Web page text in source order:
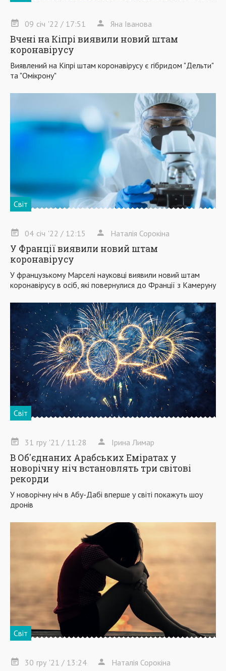
09 січ '22 / 17:51 Яна Іванова
Вчені на Кіпрі виявили новий штам
коронавірусу
Виявлений на Кіпрі штам коронавірусу є гібридом "Дельти"
та "Омікрону"
Світ
04 січ '22 / 12:15 Наталія Сорокіна
У Франції виявили новий штам
коронавірусу
У французькому Марселі науковці виявили новий штам
коронавірусу в осіб, які повернулися до Франції з Камеруну
Світ
31 гру '21 / 11:28 Ірина Лимар
В Об'єднаних Арабських Еміратах у
новорічну ніч встановлять три світові
рекорди
У новорічну ніч в Абу-Дабі вперше у світі покажуть шоу
дронів
Світ
30 гру '21 / 13:24 Наталія Сорокіна